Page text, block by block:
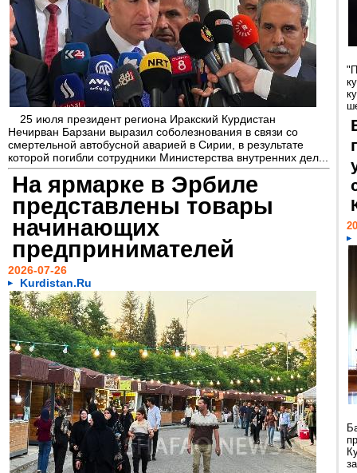
25 июля президент региона Иракский Курдистан
Нечирван Барзани выразил соболезнования в связи со
смертельной автобусной аварией в Сирии, в результате
которой погибли сотрудники Министерства внутренних дел...
На ярмарке в Эрбиле
представлены товары
начинающих
предпринимателей
2026-07-26
Kurdistan.Ru